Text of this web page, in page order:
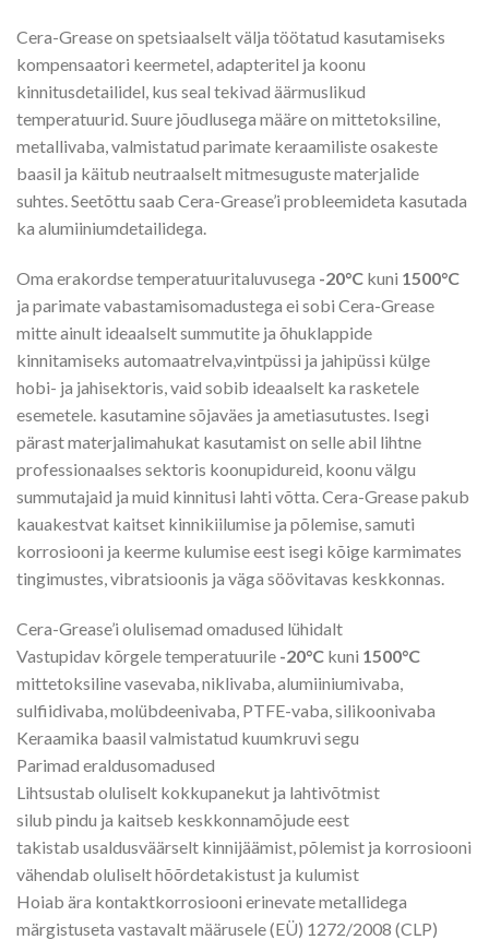
Cera-Grease on spetsiaalselt välja töötatud kasutamiseks
kompensaatori keermetel, adapteritel ja koonu
kinnitusdetailidel, kus seal tekivad äärmuslikud
temperatuurid. Suure jõudlusega määre on mittetoksiline,
metallivaba, valmistatud parimate keraamiliste osakeste
baasil ja käitub neutraalselt mitmesuguste materjalide
suhtes. Seetõttu saab Cera-Grease’i probleemideta kasutada
ka alumiiniumdetailidega.
Oma erakordse temperatuuritaluvusega -20°C kuni 1500°C
ja parimate vabastamisomadustega ei sobi Cera-Grease
mitte ainult ideaalselt summutite ja õhuklappide
kinnitamiseks automaatrelva,vintpüssi ja jahipüssi külge
hobi- ja jahisektoris, vaid sobib ideaalselt ka rasketele
esemetele. kasutamine sõjaväes ja ametiasutustes. Isegi
pärast materjalimahukat kasutamist on selle abil lihtne
professionaalses sektoris koonupidureid, koonu välgu
summutajaid ja muid kinnitusi lahti võtta. Cera-Grease pakub
kauakestvat kaitset kinnikiilumise ja põlemise, samuti
korrosiooni ja keerme kulumise eest isegi kõige karmimates
tingimustes, vibratsioonis ja väga söövitavas keskkonnas.
Cera-Grease’i olulisemad omadused lühidalt
Vastupidav kõrgele temperatuurile -20°C kuni 1500°C
mittetoksiline vasevaba, niklivaba, alumiiniumivaba,
sulfiidivaba, molübdeenivaba, PTFE-vaba, silikoonivaba
Keraamika baasil valmistatud kuumkruvi segu
Parimad eraldusomadused
Lihtsustab oluliselt kokkupanekut ja lahtivõtmist
silub pindu ja kaitseb keskkonnamõjude eest
takistab usaldusväärselt kinnijäämist, põlemist ja korrosiooni
vähendab oluliselt hõõrdetakistust ja kulumist
Hoiab ära kontaktkorrosiooni erinevate metallidega
märgistuseta vastavalt määrusele (EÜ) 1272/2008 (CLP)